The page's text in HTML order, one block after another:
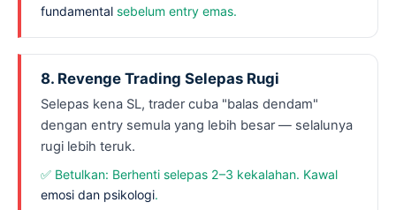
fundamental sebelum entry emas.
8. Revenge Trading Selepas Rugi
Selepas kena SL, trader cuba "balas dendam"
dengan entry semula yang lebih besar — selalunya
rugi lebih teruk.
✅ Betulkan: Berhenti selepas 2–3 kekalahan. Kawal
emosi dan psikologi.